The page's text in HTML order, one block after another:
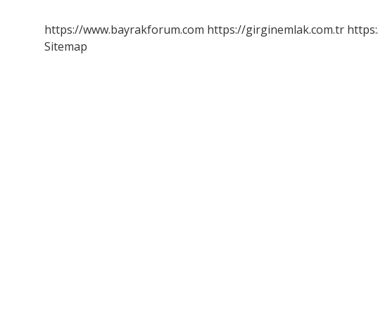
https://www.bayrakforum.com https://girginemlak.com.tr
Sitemap